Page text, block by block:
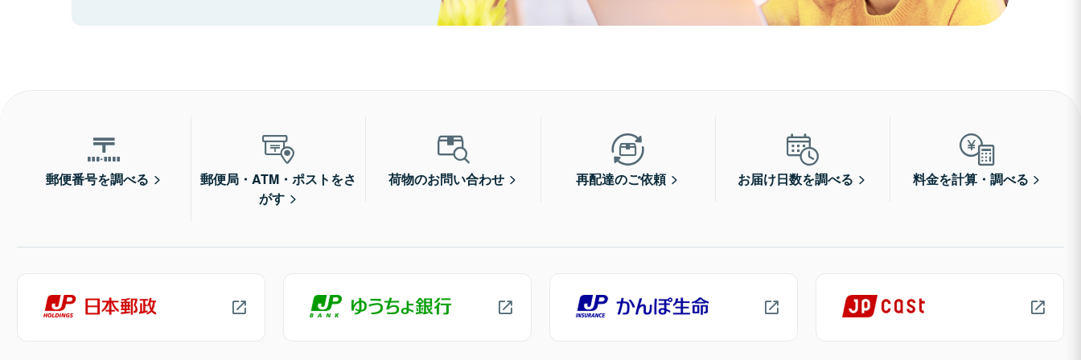
郵便番号を調べる
郵便局・ATM・ポストをさ
がす
荷物のお問い合わせ 再配達のご依頼 お届け日数を調べる 料金を計算・調べる